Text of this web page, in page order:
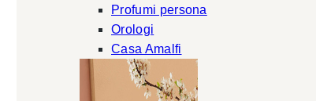
Profumi persona
Orologi
Casa Amalfi